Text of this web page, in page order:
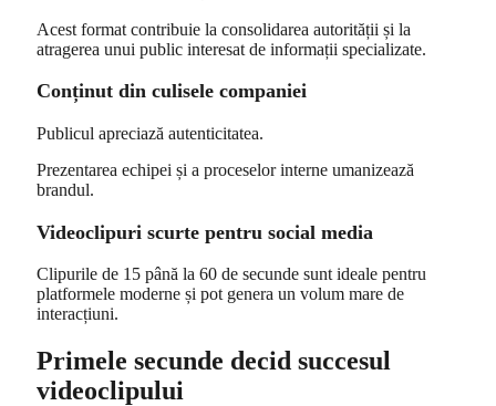
Acest format contribuie la consolidarea autorității și la
atragerea unui public interesat de informații specializate.
Conținut din culisele companiei
Publicul apreciază autenticitatea.
Prezentarea echipei și a proceselor interne umanizează
brandul.
Videoclipuri scurte pentru social media
Clipurile de 15 până la 60 de secunde sunt ideale pentru
platformele moderne și pot genera un volum mare de
interacțiuni.
Primele secunde decid succesul
videoclipului